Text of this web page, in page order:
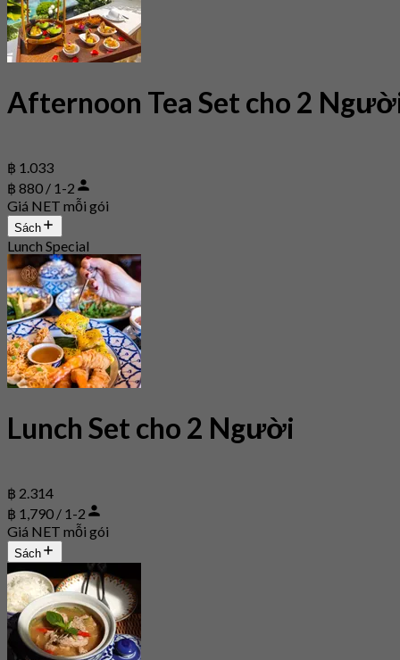
Afternoon Tea Set cho 2
฿ 1.033
฿ 880 / 1-2
Giá NET mỗi gói
Sách
Lunch Special
Lunch Set cho 2 Người
฿ 2.314
฿ 1,790 / 1-2
Giá NET mỗi gói
Sách